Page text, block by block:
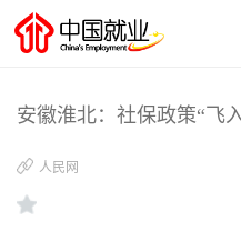
安徽淮北：社保政策“飞
​人民网